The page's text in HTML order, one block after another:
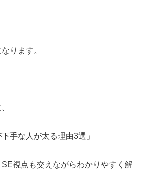
ります。
手な人が太る理由3選」
視点も交えながらわかりやすく解